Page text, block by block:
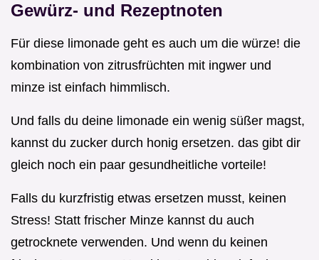
Gewürz- und Rezeptnoten
Für diese limonade geht es auch um die würze! die
kombination von zitrusfrüchten mit ingwer und
minze ist einfach himmlisch.
Und falls du deine limonade ein wenig süßer magst,
kannst du zucker durch honig ersetzen. das gibt dir
gleich noch ein paar gesundheitliche vorteile!
Falls du kurzfristig etwas ersetzen musst, keinen
Stress! Statt frischer Minze kannst du auch
getrocknete verwenden. Und wenn du keinen